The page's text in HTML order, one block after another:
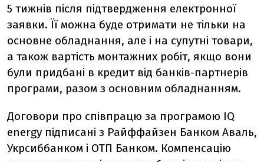
5 тижнів після підтвердження електронної
заявки. Її можна буде отримати не тільки на
основне обладнання, але і на супутні товари,
а також вартість монтажних робіт, якщо вони
були придбані в кредит від банків-партнерів
програми, разом з основним обладнанням.
Договори про співпрацю за програмою IQ
energy підписані з Райффайзен Банком Аваль,
Укрсиббанком і ОТП Банком. Компенсацію